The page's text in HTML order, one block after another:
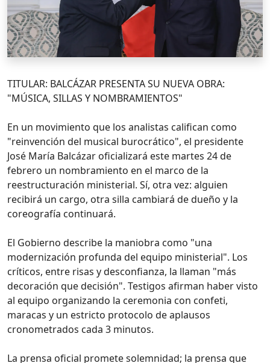
TITULAR: BALCÁZAR PRESENTA SU NUEVA OBRA:
"MÚSICA, SILLAS Y NOMBRAMIENTOS"
En un movimiento que los analistas califican como
"reinvención del musical burocrático", el presidente
José María Balcázar oficializará este martes 24 de
febrero un nombramiento en el marco de la
reestructuración ministerial. Sí, otra vez: alguien
recibirá un cargo, otra silla cambiará de dueño y la
coreografía continuará.
El Gobierno describe la maniobra como "una
modernización profunda del equipo ministerial". Los
críticos, entre risas y desconfianza, la llaman "más
decoración que decisión". Testigos afirman haber visto
al equipo organizando la ceremonia con confeti,
maracas y un estricto protocolo de aplausos
cronometrados cada 3 minutos.
La prensa oficial promete solemnidad; la prensa que